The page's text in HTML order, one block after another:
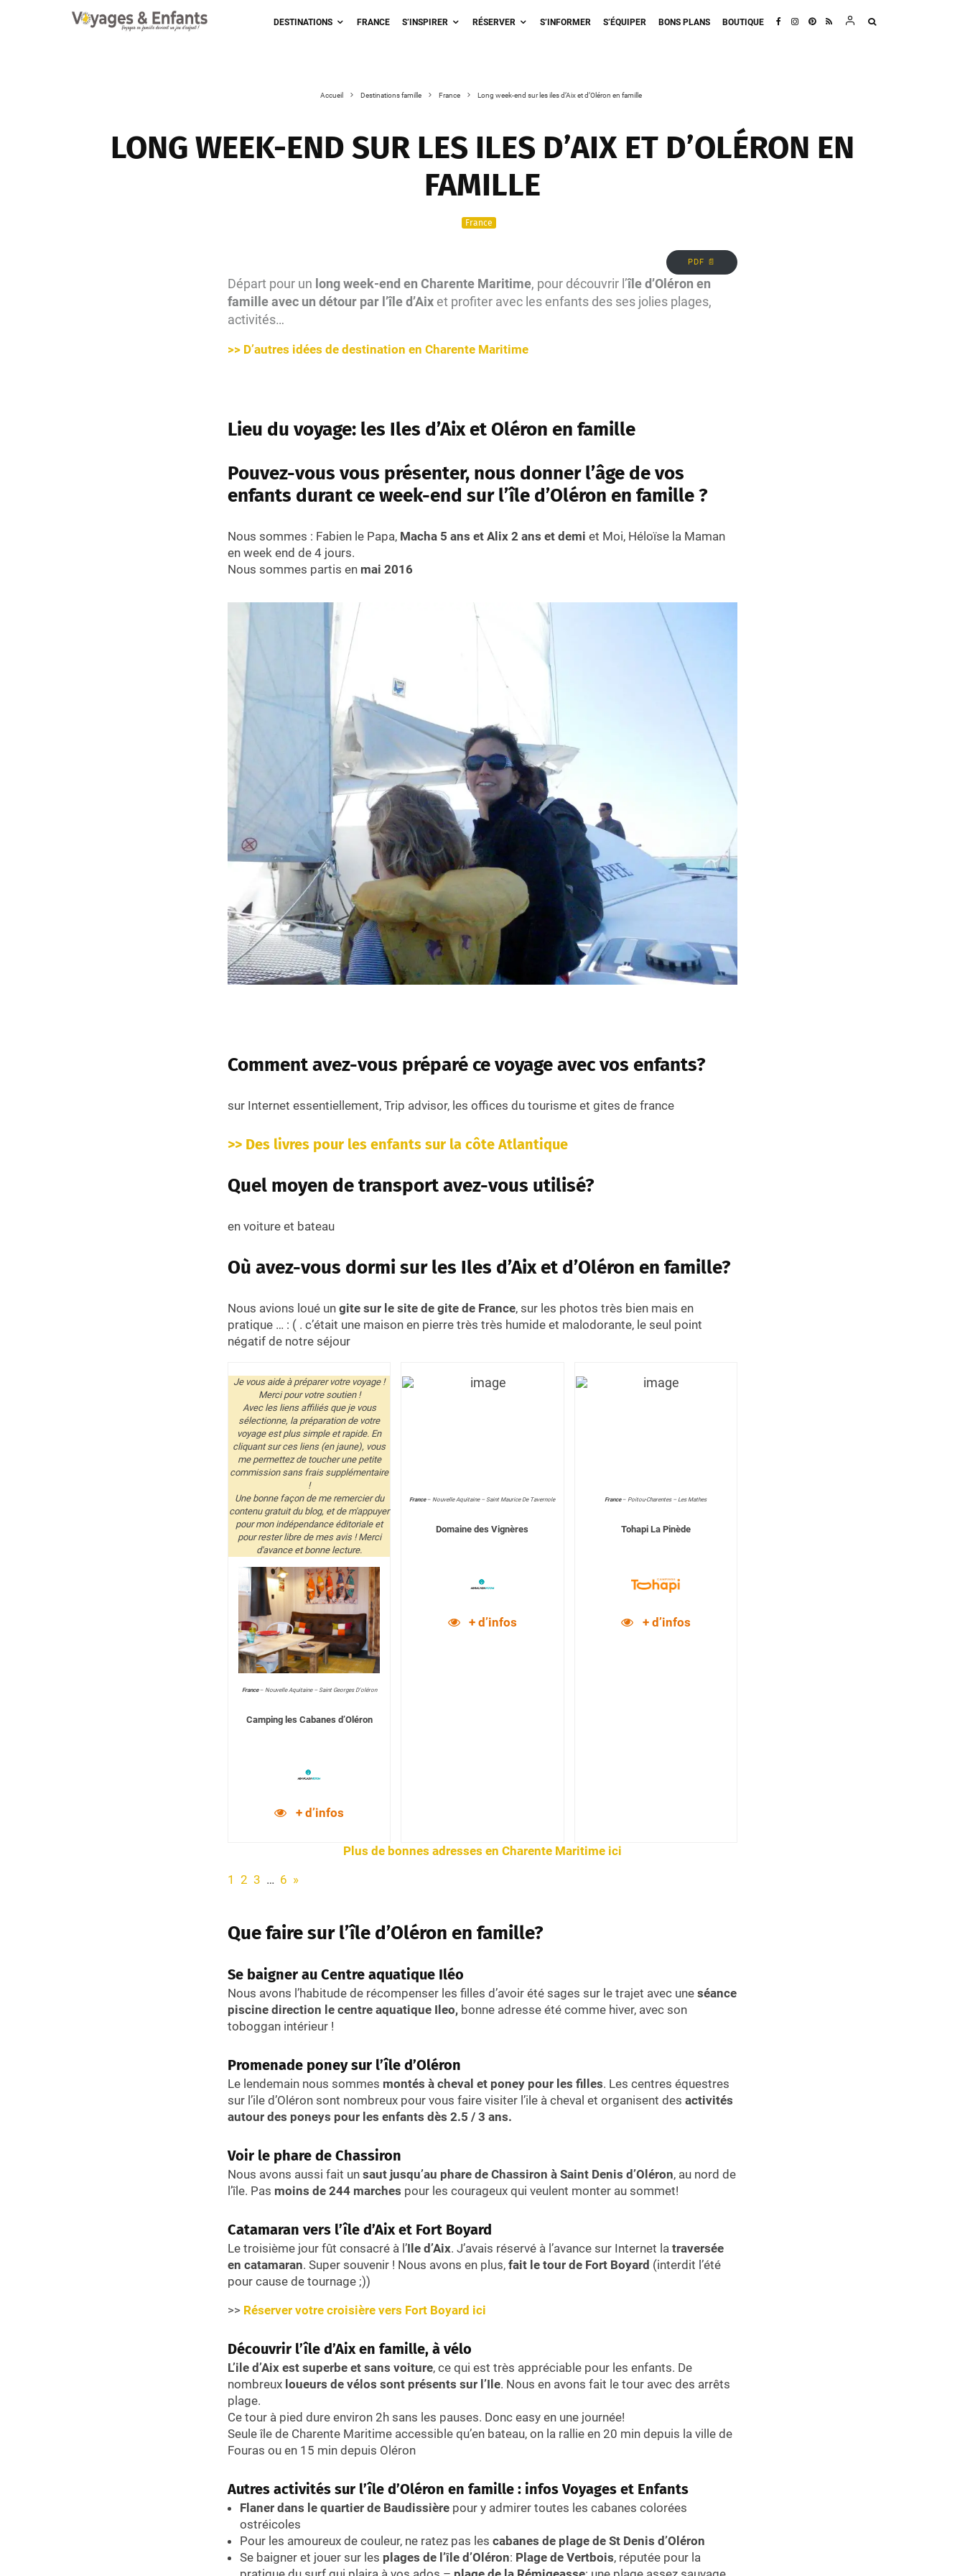
DESTINATIONS FRANCE S’INSPIRER RÉSERVER S’INFORMER S’ÉQUIPER BONS PLANS BOUTIQUE
Accueil Destinations famille France Long week-end sur les iles d’Aix et d’Oléron en famille
LONG WEEK-END SUR LES ILES D’AIX ET D’OLÉRON EN
FAMILLE
France
PDF 📄
Départ pour un long week-end en Charente Maritime, pour découvrir l’île d’Oléron en
famille avec un détour par l’île d’Aix et profiter avec les enfants des ses jolies plages,
activités…
>> D’autres idées de destination en Charente Maritime
Lieu du voyage: les Iles d’Aix et Oléron en famille
Pouvez-vous vous présenter, nous donner l’âge de vos
enfants durant ce week-end sur l’île d’Oléron en famille?
Nous sommes : Fabien le Papa, Macha 5 ans et Alix 2 ans et demi et Moi, Héloïse la Maman
en week end de 4 jours.
Nous sommes partis en mai 2016
Comment avez-vous préparé ce voyage avec vos enfants?
sur Internet essentiellement, Trip advisor, les offices du tourisme et gites de france
>> Des livres pour les enfants sur la côte Atlantique
Quel moyen de transport avez-vous utilisé?
en voiture et bateau
Où avez-vous dormi sur les Iles d’Aix et d’Oléron en famille?
Nous avions loué un gite sur le site de gite de France, sur les photos très bien mais en
pratique … : ( . c’était une maison en pierre très très humide et malodorante, le seul point
négatif de notre séjour
Je vous aide à préparer votre voyage !
Merci pour votre soutien !
Avec les liens affiliés que je vous
sélectionne, la préparation de votre
voyage est plus simple et rapide. En
cliquant sur ces liens (en jaune), vous
me permettez de toucher une petite
commission sans frais supplémentaire
!
Une bonne façon de me remercier du
contenu gratuit du blog, et de m'appuyer
pour mon indépendance éditoriale et
pour rester libre de mes avis ! Merci
d'avance et bonne lecture.
France– Nouvelle Aquitaine – Saint Georges D’oléron
Camping les Cabanes d’Oléron
+ d’infos
France– Nouvelle Aquitaine – Saint Maurice De Tavernole
Domaine des Vignères
+ d’infos
France– Poitou-Charentes – Les Mathes
Tohapi La Pinède
+ d’infos
Plus de bonnes adresses en Charente Maritime ici
1 2 3 … 6 »
Que faire sur l’île d’Oléron en famille?
Se baigner au Centre aquatique Iléo
Nous avons l’habitude de récompenser les filles d’avoir été sages sur le trajet avec une séance
piscine direction le centre aquatique Ileo, bonne adresse été comme hiver, avec son
toboggan intérieur !
Promenade poney sur l’île d’Oléron
Le lendemain nous sommes montés à cheval et poney pour les filles. Les centres équestres
sur l’ile d’Oléron sont nombreux pour vous faire visiter l’ile à cheval et organisent des activités
autour des poneys pour les enfants dès 2.5 / 3 ans.
Voir le phare de Chassiron
Nous avons aussi fait un saut jusqu’au phare de Chassiron à Saint Denis d’Oléron, au nord de
l’île. Pas moins de 244 marches pour les courageux qui veulent monter au sommet!
Catamaran vers l’île d’Aix et Fort Boyard
Le troisième jour fût consacré à l’Ile d’Aix. J’avais réservé à l’avance sur Internet la traversée
en catamaran. Super souvenir ! Nous avons en plus, fait le tour de Fort Boyard (interdit l’été
pour cause de tournage ;))
>> Réserver votre croisière vers Fort Boyard ici
Découvrir l’île d’Aix en famille, à vélo
L’ile d’Aix est superbe et sans voiture, ce qui est très appréciable pour les enfants. De
nombreux loueurs de vélos sont présents sur l’Ile. Nous en avons fait le tour avec des arrêts
plage.
Ce tour à pied dure environ 2h sans les pauses. Donc easy en une journée!
Seule île de Charente Maritime accessible qu’en bateau, on la rallie en 20 min depuis la ville de
Fouras ou en 15 min depuis Oléron
Autres activités sur l’île d’Oléron en famille : infos Voyages et Enfants
Flaner dans le quartier de Baudissière pour y admirer toutes les cabanes colorées
ostréicoles
Pour les amoureux de couleur, ne ratez pas les cabanes de plage de St Denis d’Oléron
Se baigner et jouer sur les plages de l’île d’Oléron: Plage de Vertbois, réputée pour la